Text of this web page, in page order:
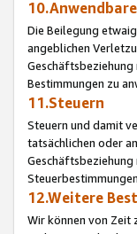
Die Beilegung
angeblichen
Bestimmungen zu
11.Steuern
Steuern und damit
tatsächlichen oder
12.Weitere
Wir können von Zeit